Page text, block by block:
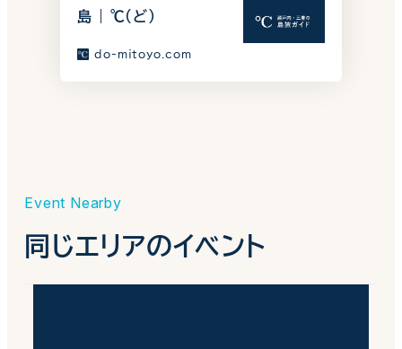
島 | ℃（ど）
do-mitoyo.com
Event Nearby
同じエリアのイベント